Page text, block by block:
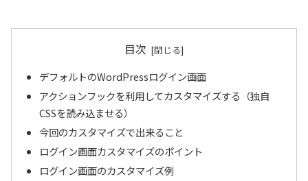
目次
デフォルトのWordPressログイン画面
アクションフックを利用してカスタマイズする（独自
CSSを読み込ませる）
今回のカスタマイズで出来ること
ログイン画面カスタマイズのポイント
ログイン画面のカスタマイズ例